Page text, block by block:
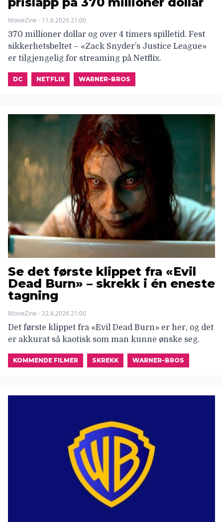
MovieZine - 11.6.2026 21:00
370 millioner dollar og over 4 timers spilletid. Fest
sikkerhetsbeltet – «Zack Snyder’s Justice League»
er tilgjengelig for streaming på Netflix.
DC NETFLIX WARNER-BROS
Se det første klippet fra «Evil
Dead Burn» – skrekk i én eneste
tagning
MovieZine - 22.4.2026 21:00
Det første klippet fra «Evil Dead Burn» er her, og det
er akkurat så kaotisk som man kunne ønske seg.
KOMMENDE FILMER SKREKK WARNER-BROS